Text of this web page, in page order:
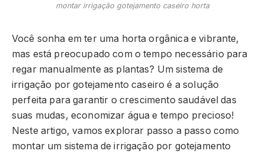
montar irrigação gotejamento caseiro horta
Você sonha em ter uma horta orgânica e vibrante,
mas está preocupado com o tempo necessário para
regar manualmente as plantas? Um sistema de
irrigação por gotejamento caseiro é a solução
perfeita para garantir o crescimento saudável das
suas mudas, economizar água e tempo precioso!
Neste artigo, vamos explorar passo a passo como
montar um sistema de irrigação por gotejamento